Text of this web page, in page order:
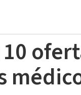
10